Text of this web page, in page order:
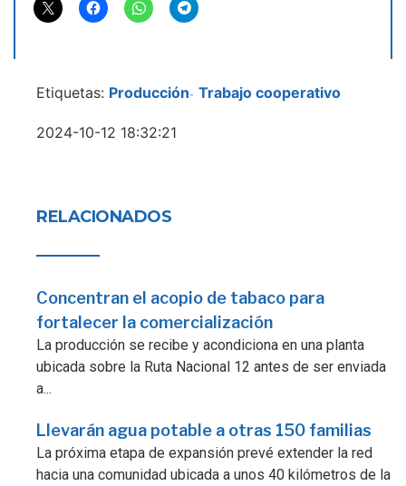
Etiquetas: Producción- Trabajo cooperativo
2024-10-12 18:32:21
RELACIONADOS
Concentran el acopio de tabaco para
fortalecer la comercialización
La producción se recibe y acondiciona en una planta
ubicada sobre la Ruta Nacional 12 antes de ser enviada
a...
Llevarán agua potable a otras 150 familias
La próxima etapa de expansión prevé extender la red
hacia una comunidad ubicada a unos 40 kilómetros de la